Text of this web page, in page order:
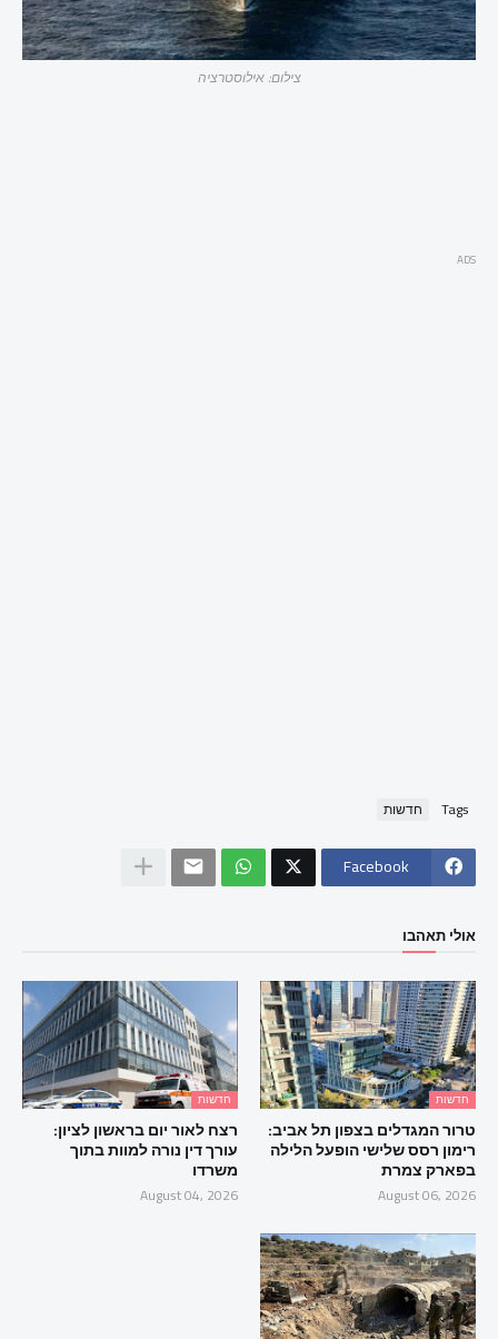
צילום: אילוסטרציה
ADS
Tags חדשות
Facebook
אולי תאהבו
חדשות
טרור המגדלים בצפון תל אביב:
רימון רסס שלישי הופעל הלילה
בפארק צמרת
August 06, 2026
חדשות
רצח לאור יום בראשון לציון:
עורך דין נורה למוות בתוך
משרדו
August 04, 2026